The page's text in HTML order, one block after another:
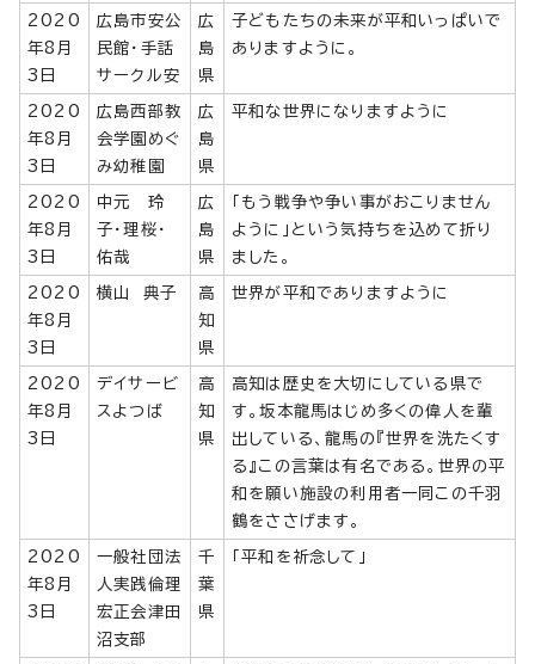
2020
年8月
3日
広島市安公
民館・手話
サークル安
広
島
県
子どもたちの未来が平和いっぱいで
ありますように。
2020
年8月
3日
広島西部教
会学園めぐ
み幼稚園
広
島
県
平和な世界になりますように
2020
年8月
3日
中元 玲
子・理桜・
佑哉
広
島
県
「もう戦争や争い事がおこりません
ように」という気持ちを込めて折り
ました。
2020
年8月
3日
横山 典子
高
知
県
世界が平和でありますように
2020
年8月
3日
デイサービ
スよつば
高
知
県
高知は歴史を大切にしている県で
す。坂本龍馬はじめ多くの偉人を輩
出している、龍馬の『世界を洗たくす
る』この言葉は有名である。世界の平
和を願い施設の利用者一同この千羽
鶴をささげます。
2020
年8月
3日
一般社団法
人実践倫理
宏正会津田
沼支部
千
葉
県
「平和を祈念して」